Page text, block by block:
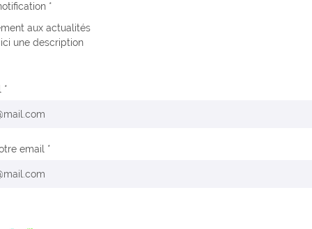
aux actualités
une description
email